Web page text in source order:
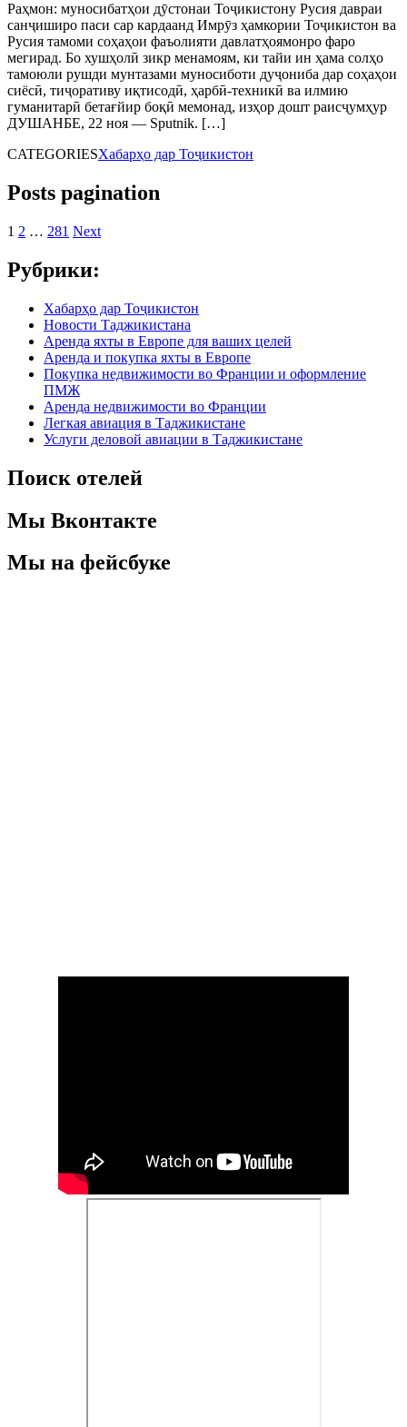
Раҳмон: муносибатҳои дӯстонаи Тоҷикистону Русия давраи
санҷиширо паси сар кардаанд Имрӯз ҳамкории Тоҷикистон ва
Русия тамоми соҳаҳои фаъолияти давлатҳоямонро фаро
мегирад. Бо хушҳолӣ зикр менамоям, ки тайи ин ҳама солҳо
тамоюли рушди мунтазами муносиботи дуҷониба дар соҳаҳои
сиёсӣ, тиҷоративу иқтисодӣ, ҳарбӣ-техникӣ ва илмию
гуманитарӣ бетағйир боқӣ мемонад, изҳор дошт раисҷумҳур
ДУШАНБЕ, 22 ноя — Sputnik. […]
CATEGORIESХабарҳо дар Тоҷикистон
Posts pagination
1 2 … 281 Next
Рубрики:
Хабарҳо дар Тоҷикистон
Новости Таджикистана
Аренда яхты в Европе для ваших целей
Аренда и покупка яхты в Европе
Покупка недвижимости во Франции и оформление
ПМЖ
Аренда недвижимости во Франции
Легкая авиация в Таджикистане
Услуги деловой авиации в Таджикистане
Поиск отелей
Мы Вконтакте
Мы на фейсбуке